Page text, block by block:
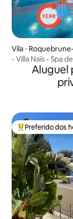
Vila ⋅
- Villa Naïs - Spa
Aluguel
Entre os
Preferido dos